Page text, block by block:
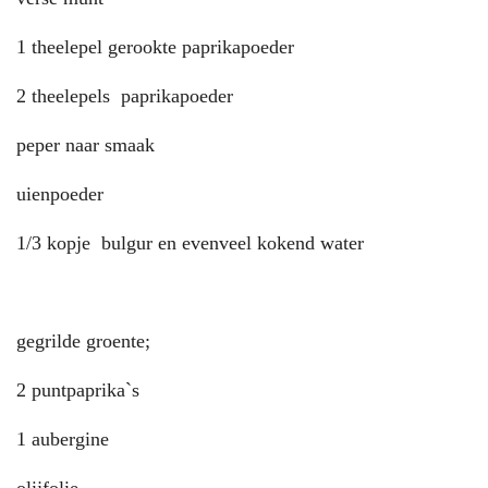
1 theelepel gerookte paprikapoeder
2 theelepels paprikapoeder
peper naar smaak
uienpoeder
1/3 kopje bulgur en evenveel kokend water
gegrilde groente;
2 puntpaprika`s
1 aubergine